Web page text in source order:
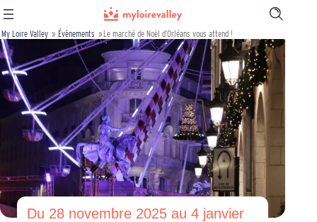
Ouvrir
barre
de
My Loire Valley » Évènements »Le marché de Noël d’Orléans vous attend !
Du 28 novembre 2025 au 4 janvier